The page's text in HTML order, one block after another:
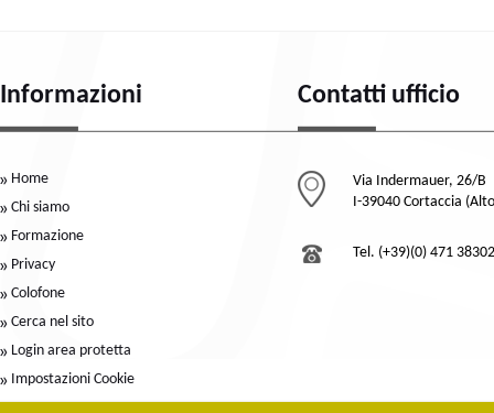
Informazioni
Home
Chi siamo
Formazione
Privacy
Colofone
Cerca nel sito
Login area protetta
Impostazioni Cookie
Contatti ufficio
Via Indermauer, 26/B
I-39040 Cortaccia
Tel. (+39)(0) 471